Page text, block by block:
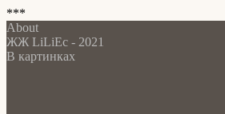
***
About
ЖЖ LiLiEc - 2021
В картинках